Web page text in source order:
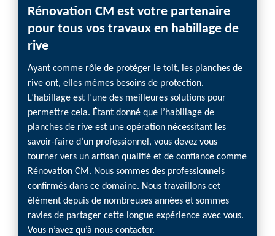
Rénovation CM est votre partenaire
pour tous vos travaux en habillage de
rive
Ayant comme rôle de protéger le toit, les planches de
rive ont, elles mêmes besoins de protection.
L’habillage est l’une des meilleures solutions pour
permettre cela. Étant donné que l’habillage de
planches de rive est une opération nécessitant les
savoir-faire d’un professionnel, vous devez vous
tourner vers un artisan qualifié et de confiance comme
Rénovation CM. Nous sommes des professionnels
confirmés dans ce domaine. Nous travaillons cet
élément depuis de nombreuses années et sommes
ravies de partager cette longue expérience avec vous.
Vous n’avez qu’à nous contacter.